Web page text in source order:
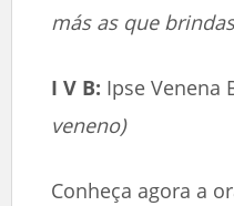
más as que
I V B: Ipse Venena
veneno)
Conheça agora a